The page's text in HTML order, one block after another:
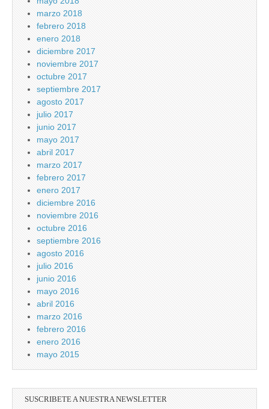
marzo 2018
febrero 2018
enero 2018
diciembre 2017
noviembre 2017
octubre 2017
septiembre 2017
agosto 2017
julio 2017
junio 2017
mayo 2017
abril 2017
marzo 2017
febrero 2017
enero 2017
diciembre 2016
noviembre 2016
octubre 2016
septiembre 2016
agosto 2016
julio 2016
junio 2016
mayo 2016
abril 2016
marzo 2016
febrero 2016
enero 2016
mayo 2015
SUSCRIBETE A NUESTRA NEWSLETTER